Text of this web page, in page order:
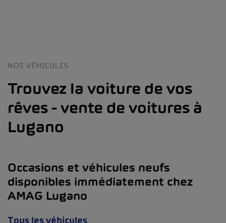
NOS VÉHICULES
Trouvez la voiture de vos
rêves - vente de voitures à
Lugano
Occasions et véhicules neufs
disponibles immédiatement chez
AMAG Lugano
Tous les véhicules